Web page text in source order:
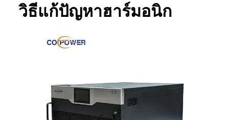
วิธีแก้ปัญหาฮาร์มอนิก